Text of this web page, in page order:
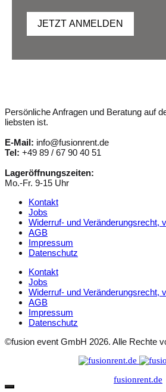
JETZT ANMELDEN
Persönliche Anfragen und Beratung auf
liebsten ist.
E-Mail: info@fusionrent.de
Tel: +49 89 / 67 90 40 51
Lageröffnungszeiten:
Mo.-Fr. 9-15 Uhr
Kontakt
Jobs
Widerruf- und Veränderungsrecht,
AGB
Impressum
Datenschutz
Kontakt
Jobs
Widerruf- und Veränderungsrecht,
AGB
Impressum
Datenschutz
©fusion event GmbH 2026. Alle Rechte
fusionrent.de